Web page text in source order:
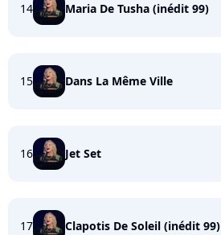
14 Maria De Tusha (inédit 99)
15 Dans La Même Ville
16 Jet Set
17 Clapotis De Soleil (inédit 99)